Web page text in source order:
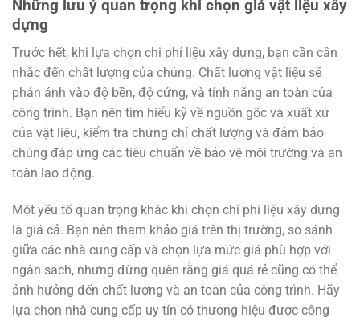
Những lưu ý quan trọng khi chọn giá vật liệu xây
dựng
Trước hết, khi lựa chọn chi phí liệu xây dựng, bạn cần cân
nhắc đến chất lượng của chúng. Chất lượng vật liệu sẽ
phản ánh vào độ bền, độ cứng, và tính năng an toàn của
công trình. Bạn nên tìm hiểu kỹ về nguồn gốc và xuất xứ
của vật liệu, kiểm tra chứng chỉ chất lượng và đảm bảo
chúng đáp ứng các tiêu chuẩn về bảo vệ môi trường và an
toàn lao động.
Một yếu tố quan trọng khác khi chọn chi phí liệu xây dựng
là giá cả. Bạn nên tham khảo giá trên thị trường, so sánh
giữa các nhà cung cấp và chọn lựa mức giá phù hợp với
ngân sách, nhưng đừng quên rằng giá quá rẻ cũng có thể
ảnh hưởng đến chất lượng và an toàn của công trình. Hãy
lựa chọn nhà cung cấp uy tín có thương hiệu được công